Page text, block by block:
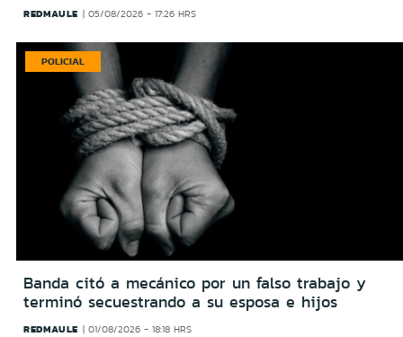
REDMAULE 05/08/2026 - 17:26 HRS
POLICIAL
Banda citó a mecánico por un falso trabajo y
terminó secuestrando a su esposa e hijos
REDMAULE 01/08/2026 - 18:18 HRS